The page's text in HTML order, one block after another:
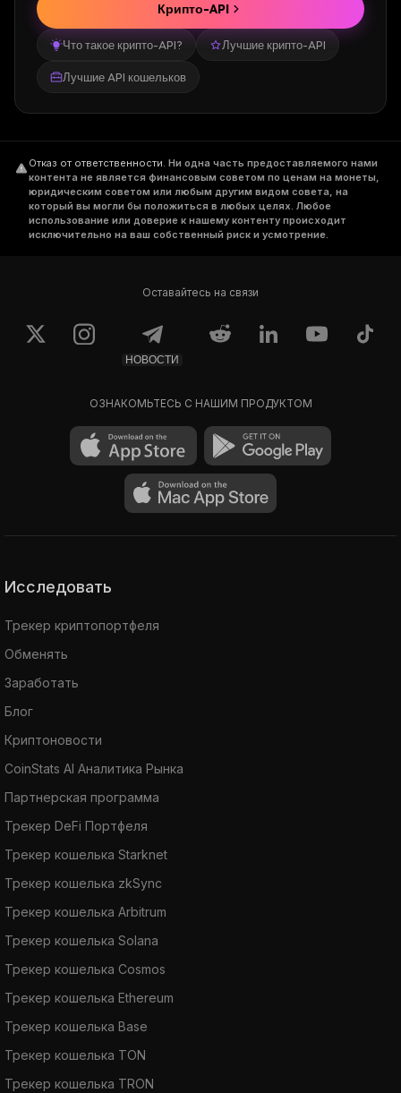
Что такое крипто-API? Лучшие крипто-API
Лучшие API кошельков
Крипто-API
Отказ от ответственности. Ни одна часть предоставляемого нами
контента не является финансовым советом по ценам на монеты,
юридическим советом или любым другим видом совета, на
который вы могли бы положиться в любых целях. Любое
использование или доверие к нашему контенту происходит
исключительно на ваш собственный риск и усмотрение.
Оставайтесь на связи
НОВОСТИ
ОЗНАКОМЬТЕСЬ С НАШИМ ПРОДУКТОМ
Исследовать
Трекер криптопортфеля
Обменять
Заработать
Блог
Криптоновости
CoinStats AI Аналитика Рынка
Партнерская программа
Трекер DeFi Портфеля
Трекер кошелька Starknet
Трекер кошелька zkSync
Трекер кошелька Arbitrum
Трекер кошелька Solana
Трекер кошелька Cosmos
Трекер кошелька Ethereum
Трекер кошелька Base
Трекер кошелька TON
Трекер кошелька TRON